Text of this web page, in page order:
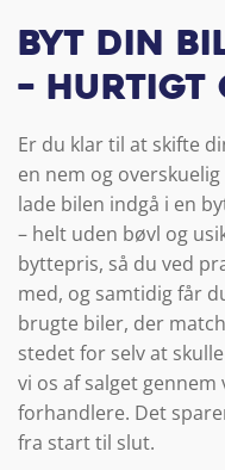
Byt din
– hurtigt
Er du klar til at skifte
en nem og
lade bilen indgå i en
– helt uden bøvl og
byttepris, så du ved
med, og samtidig får
brugte biler, der
stedet for selv at
vi os af salget
forhandlere. Det
fra start til slut.